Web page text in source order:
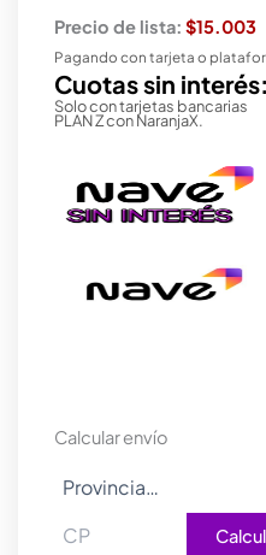
Precio de lista: $15.003
Pagando con tarjeta o
Cuotas sin interés:
Solo con tarjetas bancarias
PLAN Z con NaranjaX.
Calcular envío